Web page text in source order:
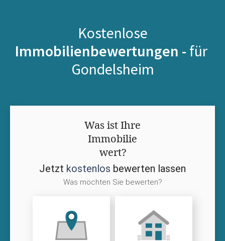
Kostenlose
Immobilienbewertungen - für
Gondelsheim
Was ist Ihre
Immobilie
wert?
Jetzt kostenlos bewerten lassen
Was möchten Sie bewerten?